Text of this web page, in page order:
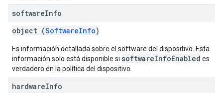
softwareInfo
object (SoftwareInfo)
Es información detallada sobre el software del dispositivo. Esta
información solo está disponible si softwareInfoEnabled es
verdadero en la política del dispositivo.
hardwareInfo